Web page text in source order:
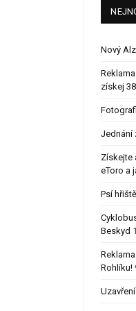
Nový
získej
Jednání
Získejte
eToro a
Psí
Beskyd
Rohlíku!